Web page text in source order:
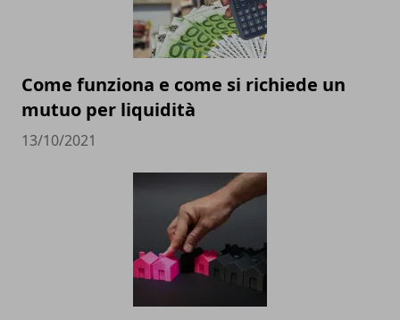
Come funziona e come si richiede un
mutuo per liquidità
13/10/2021